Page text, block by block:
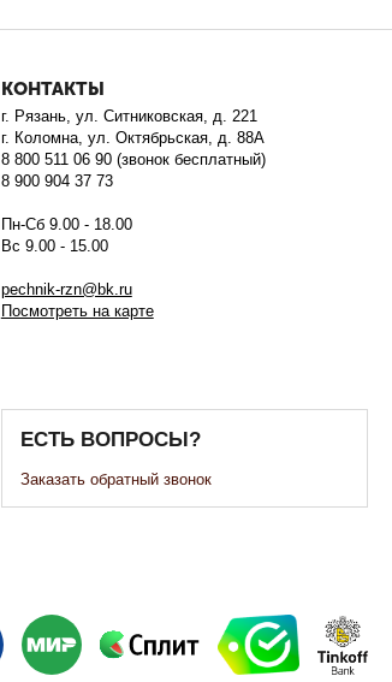
КОНТАКТЫ
г. Рязань, ул. Ситниковская, д. 221
г. Коломна, ул. Октябрьская, д. 88А
8 800 511 06 90 (звонок бесплатный)
8 900 904 37 73
Пн-Сб 9.00 - 18.00
Вс 9.00 - 15.00
pechnik-rzn@bk.ru
Посмотреть на карте
ЕСТЬ ВОПРОСЫ?
Заказать обратный звонок